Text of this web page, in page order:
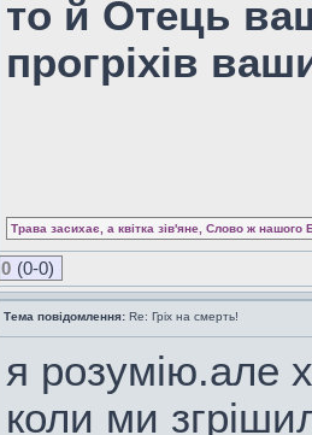
то й Отець
прогріхів
Трава засихає, а квітка зів'яне, Слово ж нашого
0 (0-0)
Тема повідомлення: Re: Гріх на смерть!
я розумію.але
коли ми